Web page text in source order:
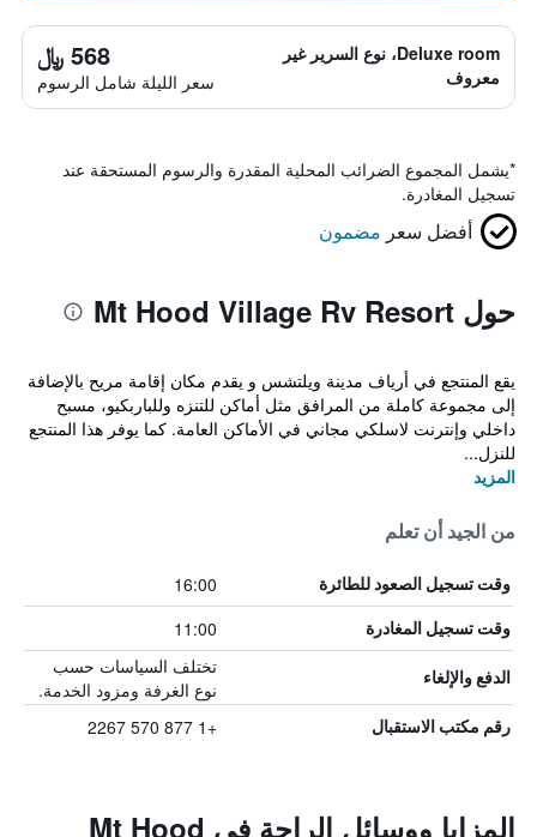
Deluxe room، نوع السرير غير
معروف
568 ﷼
سعر الليلة شامل الرسوم
*يشمل المجموع الضرائب المحلية المقدرة والرسوم المستحقة عند
تسجيل المغادرة.
أفضل سعر مضمون
حول Mt Hood Village Rv Resort
يقع المنتجع في أرياف مدينة ويلتشس و يقدم مكان إقامة مريح بالإضافة
إلى مجموعة كاملة من المرافق مثل أماكن للتنزه وللباربكيو، مسبح
داخلي وإنترنت لاسلكي مجاني في الأماكن العامة. كما يوفر هذا المنتجع
للنزل...
المزيد
من الجيد أن تعلم
وقت تسجيل الصعود للطائرة 16:00
وقت تسجيل المغادرة 11:00
الدفع والإلغاء
تختلف السياسات حسب
نوع الغرفة ومزود الخدمة.
رقم مكتب الاستقبال +1 877 570 2267
المزايا ووسائل الراحة في Mt Hood